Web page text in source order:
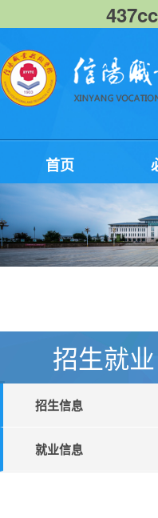
首页
招生就业
招生信息
就业信息